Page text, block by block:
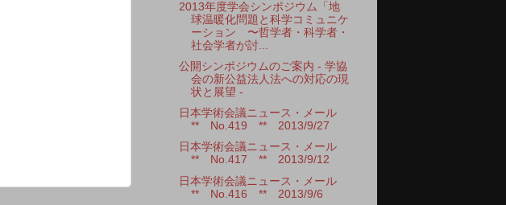
2013年度学会シンポジウム「地
球温暖化問題と科学コミュニケ
ーション 〜哲学者・科学者・
社会学者が討...
公開シンポジウムのご案内 - 学協
会の新公益法人法への対応の現
状と展望 -
日本学術会議ニュース・メール
** No.419 ** 2013/9/27
日本学術会議ニュース・メール
** No.417 ** 2013/9/12
日本学術会議ニュース・メール
** No.416 ** 2013/9/6